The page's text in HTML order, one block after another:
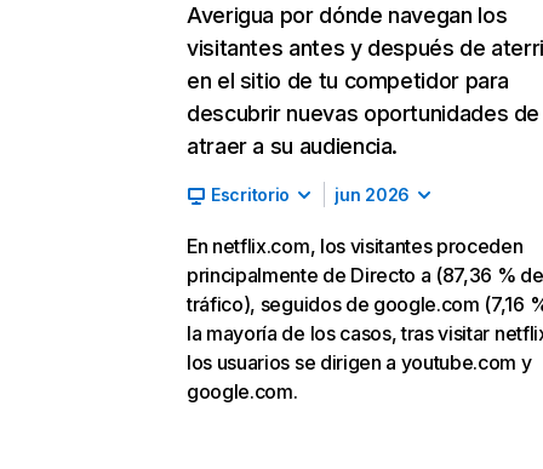
Averigua por dónde navegan los
visitantes antes y después de
en el sitio de tu competidor para
descubrir nuevas oportunidades de
atraer a su audiencia.
Escritorio jun 2026
En netflix.com, los visitantes proceden
principalmente de Directo a (87,36 % de
tráfico), seguidos de google.com (7,16
la mayoría de los casos, tras visitar
los usuarios se dirigen a youtube.com y
google.com.